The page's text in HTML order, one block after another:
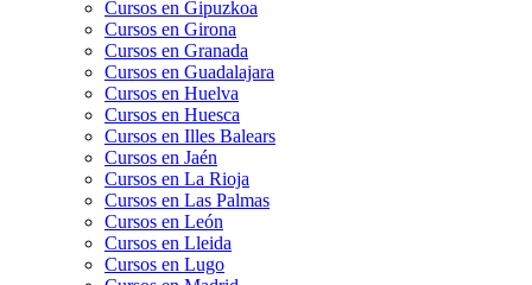
Cursos en Gipuzkoa
Cursos en Girona
Cursos en Granada
Cursos en Guadalajara
Cursos en Huelva
Cursos en Huesca
Cursos en Illes Balears
Cursos en Jaén
Cursos en La Rioja
Cursos en Las Palmas
Cursos en León
Cursos en Lleida
Cursos en Lugo